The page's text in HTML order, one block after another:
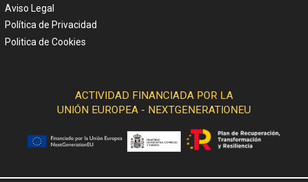
Aviso Legal
Política de Privacidad
Politica de Cookies
ACTIVIDAD FINANCIADA POR LA
UNIÓN EUROPEA - NEXTGENERATIONEU